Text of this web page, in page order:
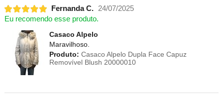
Fernanda C.
24/07/2025
Eu recomendo esse produto.
Casaco Alpelo
Maravilhoso.
Produto: Casaco Alpelo Dupla Face Capuz
Removível Blush 20000010